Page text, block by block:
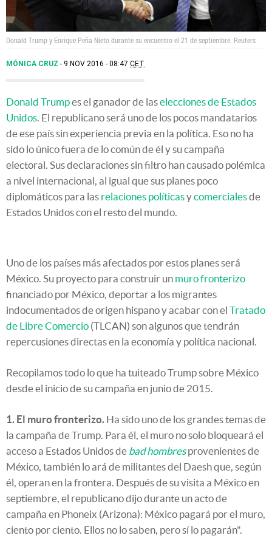
Donald Trump y Enrique Peña Nieto durante su encuentro el 21 de septiembre. Reuters
MÓNICA CRUZ 9 NOV 2016 - 08:47 CET
Donald Trumpes el ganador de laselecciones de Estados
Unidos. El republicano será uno de los pocos mandatarios
de ese país sin experiencia previa en la política. Eso no ha
sido lo único fuera de lo común de él y su campaña
electoral. Sus declaraciones sin filtro han causado polémica
a nivel internacional, al igual que sus planes poco
diplomáticos para las relaciones políticasycomercialesde
Estados Unidos con el resto del mundo.
Uno de los países más afectados por estos planes será
México. Su proyecto para construir un muro fronterizo
financiado por México, deportar a los migrantes
indocumentados de origen hispano y acabar con el Tratado
de Libre Comercio (TLCAN) son algunos que tendrán
repercusiones directas en la economía y política nacional.
Recopilamos todo lo que ha tuiteado Trump sobre México
desde el inicio de su campaña en junio de 2015.
1. El muro fronterizo. Ha sido uno de los grandes temas de
la campaña de Trump. Para él, el muro no solo bloqueará el
acceso a Estados Unidos de bad hombresprovenientes de
México, también lo ará de militantes del Daesh que, según
él, operan en la frontera. Después de su visita a México en
septiembre, el republicano dijo durante un acto de
campaña en Phoneix (Arizona): México pagará por el muro,
ciento por ciento. Ellos no lo saben, pero sí lo pagarán".